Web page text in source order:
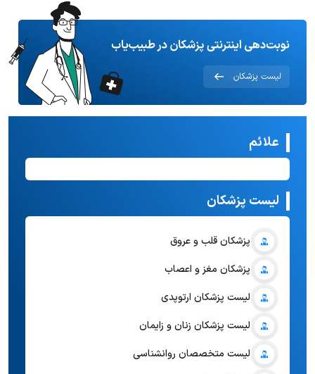
علائم
لیست پزشکان
پزشکان قلب و عروق
پزشکان مغز و اعصاب
لیست پزشکان ارتوپدی
لیست پزشکان زنان و زایمان
لیست متخصصان روانشناسی